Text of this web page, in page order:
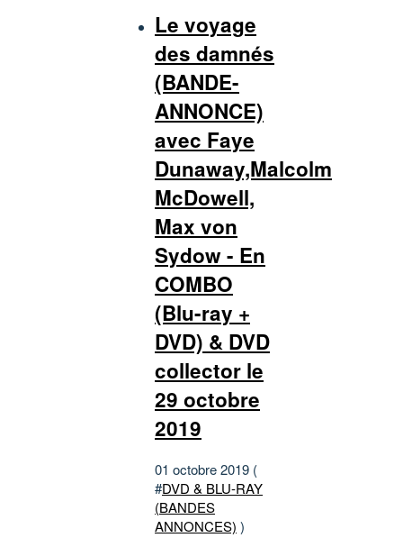
Le voyage
des damnés
(BANDE-
ANNONCE)
avec Faye
Dunaway,Malcolm
McDowell,
Max von
Sydow - En
COMBO
(Blu-ray +
DVD) & DVD
collector le
29 octobre
2019
01 octobre 2019 (
#DVD & BLU-RAY
(BANDES
ANNONCES) )